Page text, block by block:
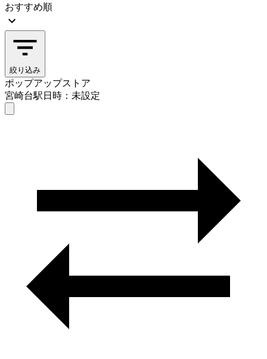
おすすめ順
絞り込み
ポップアップストア
宮崎台駅日時：未設定